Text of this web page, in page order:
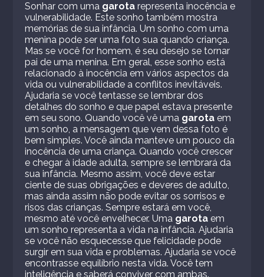
Sonhar com uma garota representa inocência e
vulnerabilidade. Este sonho também mostra
memórias de sua infância. Um sonho com uma
menina pode ser uma foto sua quando criança.
Mas se você for homem, é seu desejo se tornar
pai de uma menina. Em geral, esse sonho está
relacionado à inocência em vários aspectos da
vida ou vulnerabilidade a conflitos inevitáveis.
Ajudaria se você tentasse se lembrar dos
detalhes do sonho e que papel estava presente
em seu sono. Quando você vê uma garota em
um sonho, a mensagem que vem dessa foto é
bem simples. Você ainda manteve um pouco da
inocência de uma criança. Quando você crescer
e chegar à idade adulta, sempre se lembrará da
sua infância. Mesmo assim, você deve estar
ciente de suas obrigações e deveres de adulto,
mas ainda assim não pode evitar os sorrisos e
risos das crianças. Sempre estará em você,
mesmo até você envelhecer. Uma garota em
um sonho representa a vida na infância. Ajudaria
se você não esquecesse que felicidade pode
surgir em sua vida e problemas. Ajudaria se você
encontrasse equilíbrio nesta vida. Você tem
inteligência e saberá conviver com ambas.